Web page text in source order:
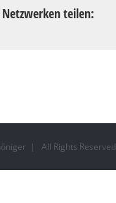
teilen:
| All Rights